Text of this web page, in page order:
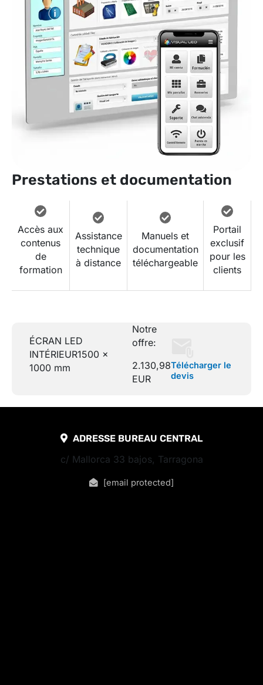
Prestations et documentation
Accès aux
contenus
de
formation
Assistance
technique
à distance
Manuels et
documentation
téléchargeable
Portail
exclusif
pour les
clients
ÉCRAN LED
INTÉRIEUR1500 x
1000 mm
Notre
offre:
2.130,98
EUR
Télécharger le
devis
ADRESSE BUREAU CENTRAL
c/ Mallorca 33 bajos, Tarragona
[email protected]